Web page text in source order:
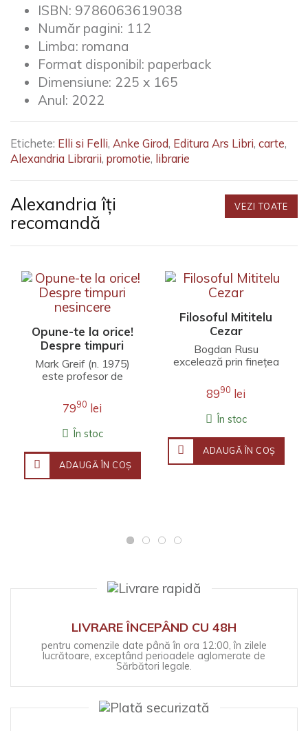
ISBN: 9786063619038
Număr pagini: 112
Limba: romana
Format disponibil: paperback
Dimensiune: 225 x 165
Anul: 2022
Etichete: Elli si Felli, Anke Girod, Editura Ars Libri, carte,
Alexandria Librarii, promotie, librarie
Alexandria îți
recomandă
VEZI TOATE
Opune-te la orice!
Despre timpuri
nesincere
Mark Greif (n. 1975)
este profesor de
Universitatea Stanford.
Fineţea observaţ..
7990 lei
În stoc
ADAUGĂ ÎN COŞ
Filosoful Mititelu
Cezar
Bogdan Rusu
excelează prin finețea
îmbină erudiția
filosofică, investigația j..
8990 lei
În stoc
ADAUGĂ ÎN COŞ
LIVRARE ÎNCEPÂND CU 48H
pentru comenzile date până în ora 12:00, în zilele
lucrătoare, exceptând perioadele aglomerate de
Sărbători legale.